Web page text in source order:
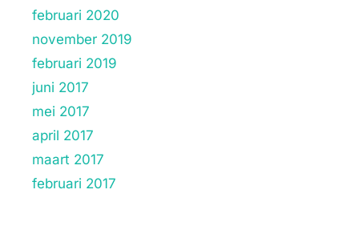
februari 2020
november 2019
februari 2019
juni 2017
mei 2017
april 2017
maart 2017
februari 2017